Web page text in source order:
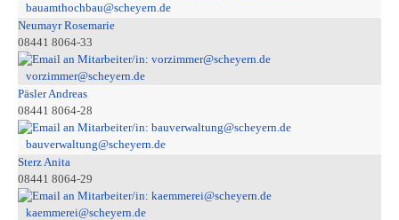
bauamthochbau@scheyern.de
Neumayr Rosemarie
08441 8064-33
vorzimmer@scheyern.de
Päsler Andreas
08441 8064-28
bauverwaltung@scheyern.de
Sterz Anita
08441 8064-29
kaemmerei@scheyern.de